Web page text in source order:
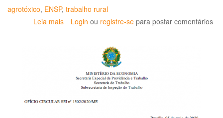
agrotóxico, ENSP, trabalho rural
Leia mais sobre
'Cadernos'
debate
Login ou registre-se para postar comentários